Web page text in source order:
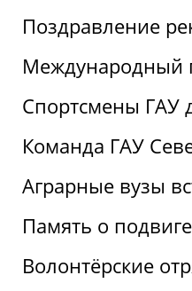
Поздравление
Международный
Спортсмены ГАУ
Команда ГАУ
Аграрные вузы
Память о
Волонтёрские